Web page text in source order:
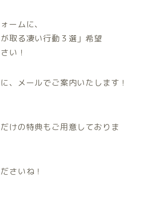
ームに、
取る凄い行動３選」希望
い！
、メールでご案内いたします！
けの特典もご用意しておりま
さいね！